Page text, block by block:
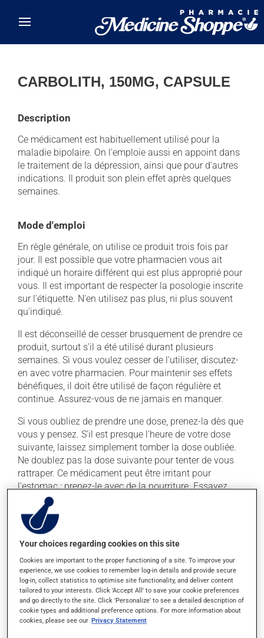
CARBOLITH, 150MG, CAPSULE
Description
Ce médicament est habituellement utilisé pour la
maladie bipolaire. On l'emploie aussi en appoint dans
le traitement de la dépression, ainsi que pour d'autres
indications. Il produit son plein effet après quelques
semaines.
Mode d'emploi
En règle générale, on utilise ce produit trois fois par
jour. Il est possible que votre pharmacien vous ait
indiqué un horaire différent qui est plus approprié pour
vous. Il est important de respecter la posologie inscrite
sur l'étiquette. N'en utilisez pas plus, ni plus souvent
qu'indiqué.
Il est déconseillé de cesser brusquement de prendre ce
produit, surtout s'il a été utilisé durant plusieurs
semaines. Si vous voulez cesser de l'utiliser, discutez-
en avec votre pharmacien. Pour maintenir ses effets
bénéfiques, il doit être utilisé de façon régulière et
continue. Assurez-vous de ne jamais en manquer.
Si vous oubliez de prendre une dose, prenez-la dès que
vous y pensez. S'il est presque l'heure de votre dose
suivante, laissez simplement tomber la dose oubliée.
Ne doublez pas la dose suivante pour tenter de vous
rattraper. Ce médicament peut être irritant pour
l'estomac : prenez-le avec de la nourriture. Essayez
d'éviter les aliments irritants comme le café, les mets
épicés et l'alcool.
Il est recommandé de boire beaucoup d'eau durant tout
le traitement. Il est recommandé de consommer de
l'alcool avec modération. Afin de savoir quelle quantité
d'alcool vous est permise, veuillez en discuter avec
votre professionnel(le) de la santé.
Effets indésirables
Your choices regarding cookies on this site
Cookies are important to the proper functioning of a site. To improve your
experience, we use cookies to remember log-in details and provide secure
log-in, collect statistics to optimise site functionality, and deliver content
tailored to your interests. Click 'Accept All' to save your cookie preferences
and go directly to the site. Click 'Personalize' to see a detailed description of
cookie types and additional preference options. For more information about
cookies, please see our Privacy Statement